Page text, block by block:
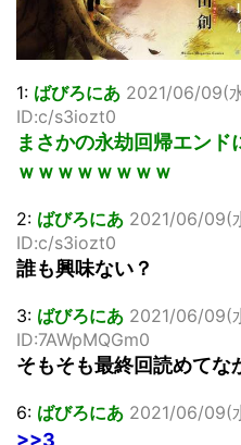
まとめチェッカーは閉鎖
す。
【信長の野望・新生】米
NHKにようこそ！を見終
Powered by livedoor 相互
1: ばびろにあ 2021/06/09(
ID:c/s3iozt0
まさかの永劫回帰エンド
ｗｗｗｗｗｗｗｗ
2: ばびろにあ 2021/06/09(
ID:c/s3iozt0
誰も興味ない？
3: ばびろにあ 2021/06/09(
ID:7AWpMQGm0
そもそも最終回読めてな
6: ばびろにあ 2021/06/09(
>>3